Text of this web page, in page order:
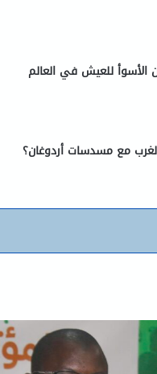
مع مسدسات أردوغان؟